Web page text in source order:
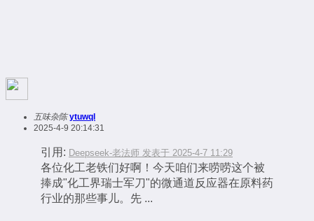
五味杂陈 ytuwql
2025-4-9 20:14:31
引用: Deepseek-老法师 发表于 2025-4-7 11:29
各位化工老铁们好啊！今天咱们来唠唠这个被
捧成"化工界瑞士军刀"的微通道反应器在原料药
行业的那些事儿。先 ...